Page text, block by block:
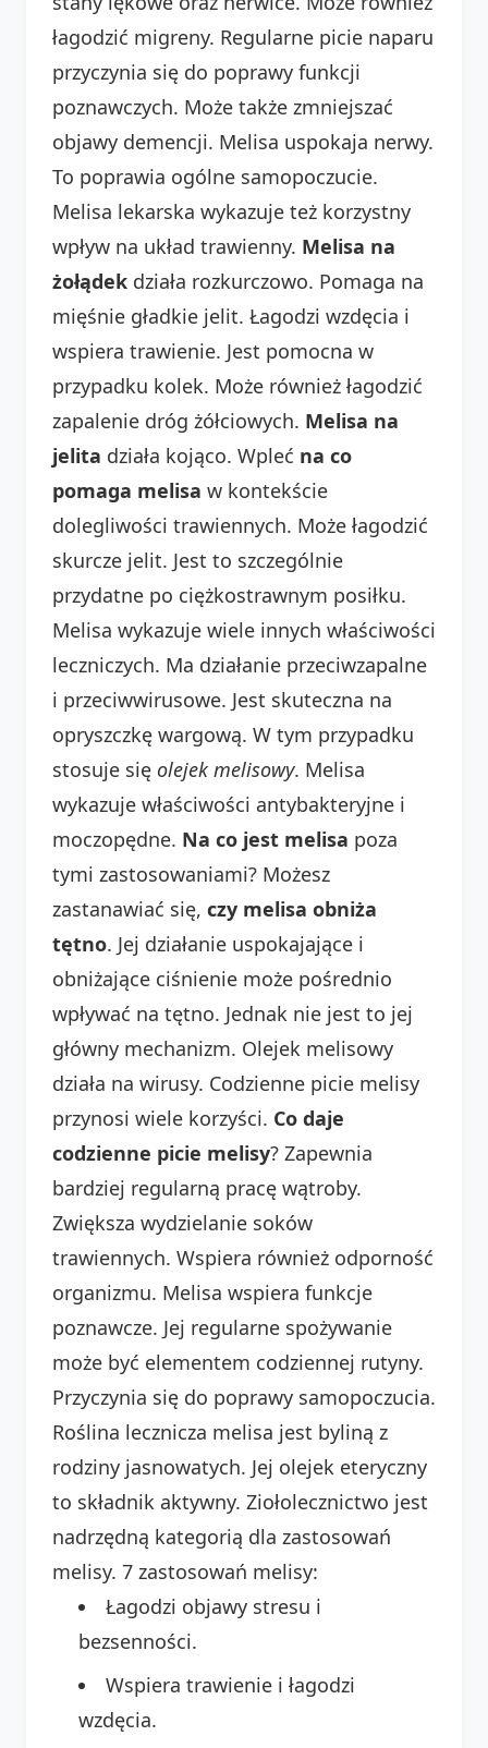
łagodzić migreny. Regularne picie naparu
przyczynia się do poprawy funkcji
poznawczych. Może także zmniejszać
objawy demencji. Melisa uspokaja nerwy.
To poprawia ogólne samopoczucie.
Melisa lekarska wykazuje też korzystny
wpływ na układ trawienny. Melisa na
żołądek działa rozkurczowo. Pomaga na
mięśnie gładkie jelit. Łagodzi wzdęcia i
wspiera trawienie. Jest pomocna w
przypadku kolek. Może również łagodzić
zapalenie dróg żółciowych. Melisa na
jelita działa kojąco. Wpleć na co
pomaga melisa w kontekście
dolegliwości trawiennych. Może łagodzić
skurcze jelit. Jest to szczególnie
przydatne po ciężkostrawnym posiłku.
Melisa wykazuje wiele innych właściwości
leczniczych. Ma działanie przeciwzapalne
i przeciwwirusowe. Jest skuteczna na
opryszczkę wargową. W tym przypadku
stosuje się olejek melisowy. Melisa
wykazuje właściwości antybakteryjne i
moczopędne. Na co jest melisa poza
tymi zastosowaniami? Możesz
zastanawiać się, czy melisa obniża
tętno. Jej działanie uspokajające i
obniżające ciśnienie może pośrednio
wpływać na tętno. Jednak nie jest to jej
główny mechanizm. Olejek melisowy
działa na wirusy. Codzienne picie melisy
przynosi wiele korzyści. Co daje
codzienne picie melisy? Zapewnia
bardziej regularną pracę wątroby.
Zwiększa wydzielanie soków
trawiennych. Wspiera również odporność
organizmu. Melisa wspiera funkcje
poznawcze. Jej regularne spożywanie
może być elementem codziennej rutyny.
Przyczynia się do poprawy samopoczucia.
Roślina lecznicza melisa jest byliną z
rodziny jasnowatych. Jej olejek eteryczny
to składnik aktywny. Ziołolecznictwo jest
nadrzędną kategorią dla zastosowań
melisy. 7 zastosowań melisy:
Łagodzi objawy stresu i
bezsenności.
Wspiera trawienie i łagodzi
wzdęcia.